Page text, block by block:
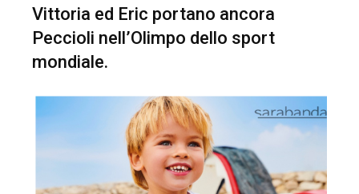
Vittoria ed Eric portano ancora
Peccioli nell’Olimpo dello sport
mondiale.